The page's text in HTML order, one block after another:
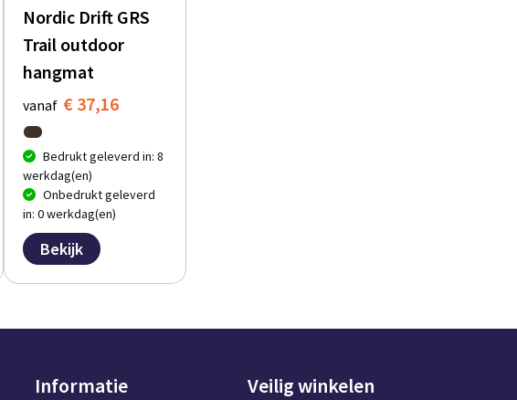
Nordic Drift GRS
Trail outdoor
hangmat
vanaf € 37,16
Bedrukt geleverd in: 8
werkdag(en)
Onbedrukt geleverd
in: 0 werkdag(en)
Bekijk
Informatie Veilig winkelen